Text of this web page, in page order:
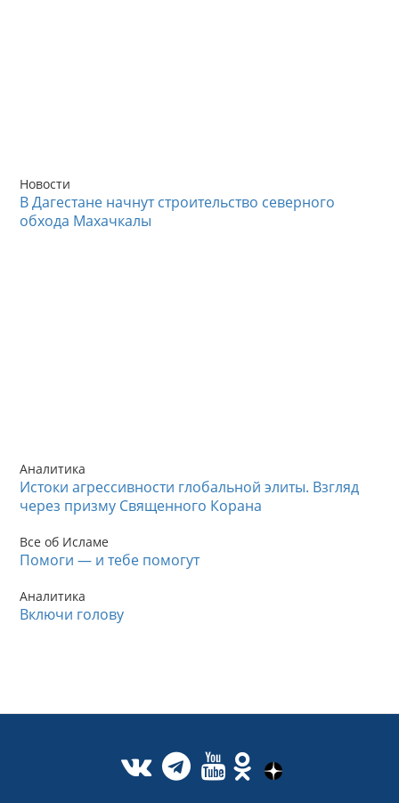
Новости
В Дагестане начнут строительство северного
обхода Махачкалы
Аналитика
Истоки агрессивности глобальной элиты. Взгляд
через призму Священного Корана
Все об Исламе
Помоги — и тебе помогут
Аналитика
Включи голову